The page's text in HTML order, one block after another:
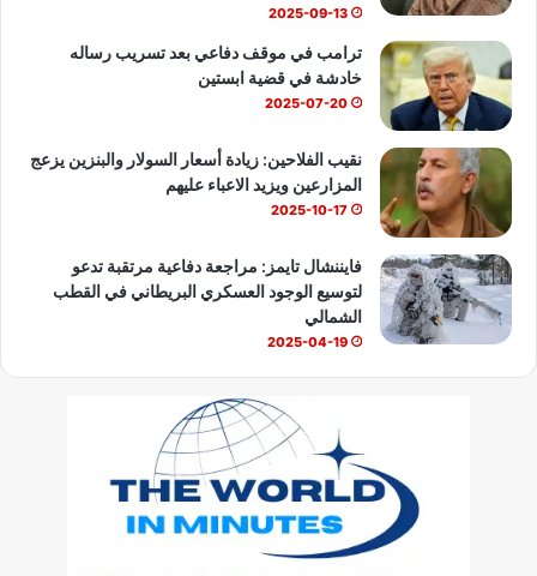
2025-09-13
ترامب في موقف دفاعي بعد تسريب رساله
خادشة في قضية ابستين
2025-07-20
نقيب الفلاحين: زيادة أسعار السولار والبنزين يزعج
المزارعين ويزيد الاعباء عليهم
2025-10-17
فايننشال تايمز: مراجعة دفاعية مرتقبة تدعو
لتوسيع الوجود العسكري البريطاني في القطب
الشمالي
2025-04-19